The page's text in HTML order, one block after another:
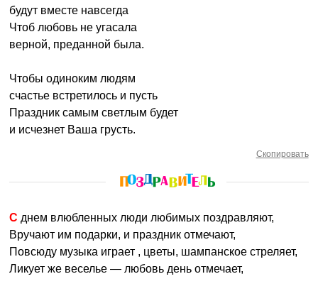
будут вместе навсегда
Чтоб любовь не угасала
верной, преданной была.
Чтобы одиноким людям
счастье встретилось и пусть
Праздник самым светлым будет
и исчезнет Ваша грусть.
Скопировать
С днем влюбленных люди любимых поздравляют,
Вручают им подарки, и праздник отмечают,
Повсюду музыка играет , цветы, шампанское стреляет,
Ликует же веселье — любовь день отмечает,